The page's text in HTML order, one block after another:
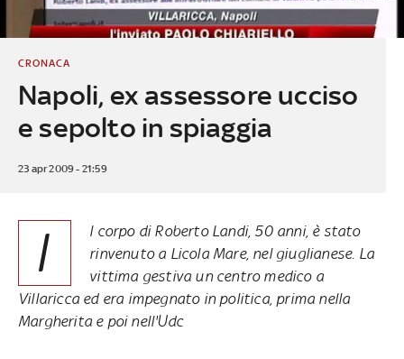
Napoli, ex assessore ucciso
e sepolto in spiaggia
CRONACA
23 apr 2009 - 21:59
I
l corpo di Roberto Landi, 50 anni, è stato
rinvenuto a Licola Mare, nel giuglianese. La
vittima gestiva un centro medico a
Villaricca ed era impegnato in politica, prima nella
Margherita e poi nell'Udc